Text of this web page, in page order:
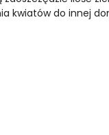
kwiatów do innej